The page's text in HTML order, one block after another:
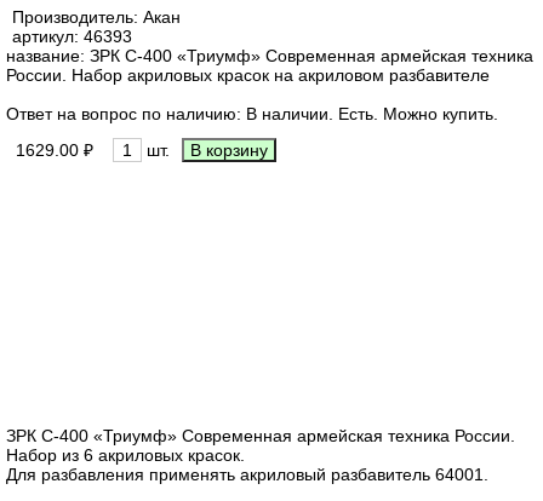
Производитель: Акан
артикул: 46393
название: ЗРК С-400 «Триумф» Современная армейская техника
России. Набор акриловых красок на акриловом разбавителе
Ответ на вопрос по наличию: В наличии. Есть. Можно купить.
1629.00 ₽
шт.
ЗРК С-400 «Триумф» Современная армейская техника России.
Набор из 6 акриловых красок.
Для разбавления применять акриловый разбавитель 64001.